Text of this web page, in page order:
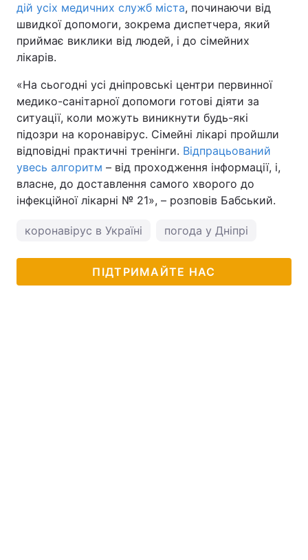
дій усіх медичних служб міста, починаючи від
швидкої допомоги, зокрема диспетчера, який
приймає виклики від людей, і до сімейних
лікарів.
«На сьогодні усі дніпровські центри первинної
медико-санітарної допомоги готові діяти за
ситуації, коли можуть виникнути будь-які
підозри на коронавірус. Сімейні лікарі пройшли
відповідні практичні тренінги. Відпрацьований
увесь алгоритм – від проходження інформації, і,
власне, до доставлення самого хворого до
інфекційної лікарні № 21», – розповів Бабський.
коронавірус в Україні погода у Дніпрі
ПІДТРИМАЙТЕ НАС